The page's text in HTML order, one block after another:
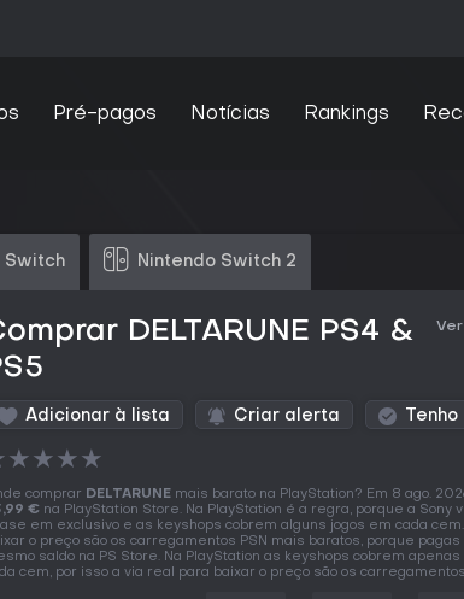
Pré-pagos Notícias Rankings
Switch Nintendo Switch 2
DELTARUNE PS4 &
Adicionar à lista Criar alerta Tenho
★★★★
comprar DELTARUNE mais barato na PlayStation? Em 8 ago.
€ na PlayStation Store. Na PlayStation é a regra, porque a Sony
em exclusivo e as keyshops cobrem alguns jogos em cada
o preço são os carregamentos PSN mais baratos, porque
saldo na PS Store. Na PlayStation as keyshops cobrem
cem, por isso a via real para baixar o preço são os